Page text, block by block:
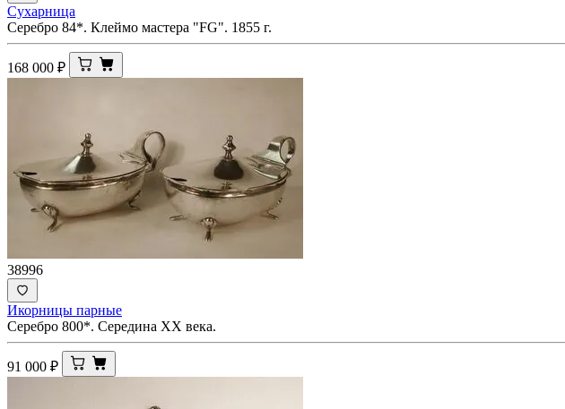
Сухарница
Серебро 84*. Клеймо мастера "FG". 1855 г.
168 000 ₽
38996
Икорницы парные
Серебро 800*. Середина ХХ века.
91 000 ₽